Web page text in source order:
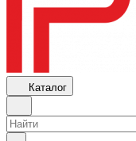
Каталог